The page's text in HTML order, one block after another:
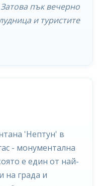
пък вечерно
и туристите
'Нептун' в
- монументална
е един от най-
на града и